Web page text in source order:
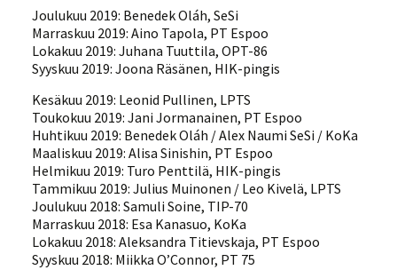
Joulukuu 2019: Benedek Oláh, SeSi
Marraskuu 2019: Aino Tapola, PT Espoo
Lokakuu 2019: Juhana Tuuttila, OPT-86
Syyskuu 2019: Joona Räsänen, HIK-pingis
Kesäkuu 2019: Leonid Pullinen, LPTS
Toukokuu 2019: Jani Jormanainen, PT Espoo
Huhtikuu 2019: Benedek Oláh / Alex Naumi SeSi / KoKa
Maaliskuu 2019: Alisa Sinishin, PT Espoo
Helmikuu 2019: Turo Penttilä, HIK-pingis
Tammikuu 2019: Julius Muinonen / Leo Kivelä, LPTS
Joulukuu 2018: Samuli Soine, TIP-70
Marraskuu 2018: Esa Kanasuo, KoKa
Lokakuu 2018: Aleksandra Titievskaja, PT Espoo
Syyskuu 2018: Miikka O’Connor, PT 75